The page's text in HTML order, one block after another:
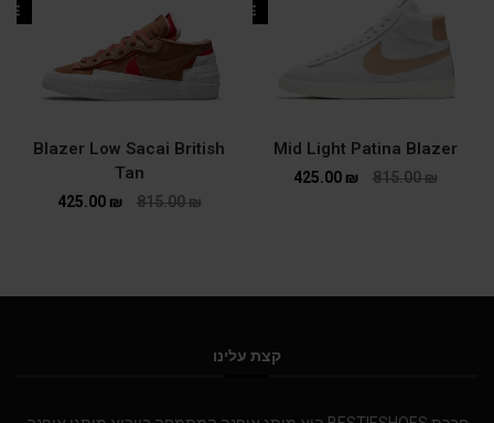
SALE
Mid Light Patina Blazer
815.00₪
425.00 ₪
Blazer Low Sacai British
Tan
815.00₪
425.00 ₪
קצת עלינו